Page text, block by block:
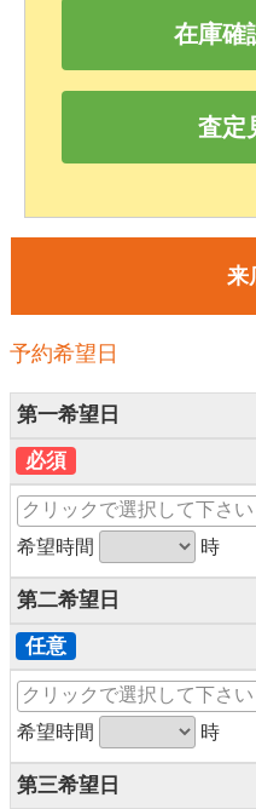
在庫確
査定
来
予約希望日
第一希望日
必須
希望時間 時
第二希望日
任意
希望時間 時
第三希望日